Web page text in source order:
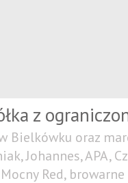
z
Bielkówku oraz
Johannes, APA,
Red,